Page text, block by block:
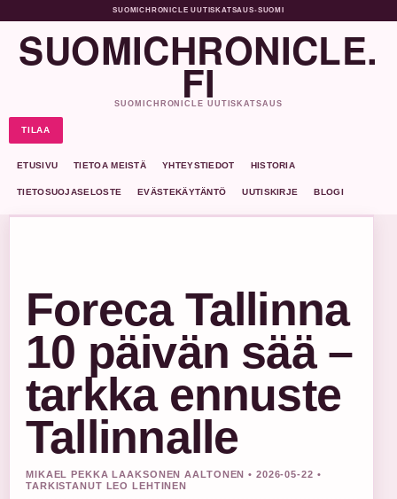
SUOMICHRONICLE UUTISKATSAUS•SUOMI
SUOMICHRONICLE.
FI
SUOMICHRONICLE UUTISKATSAUS
TILAA
ETUSIVU TIETOA MEISTÄ YHTEYSTIEDOT HISTORIA
TIETOSUOJASELOSTE EVÄSTEKÄYTÄNTÖ UUTISKIRJE BLOGI
Foreca Tallinna
10 päivän sää –
tarkka ennuste
Tallinnalle
MIKAEL PEKKA LAAKSONEN AALTONEN • 2026-05-22 •
TARKISTANUT LEO LEHTINEN